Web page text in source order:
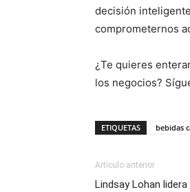
decisión
comprometernos
¿Te quieres
los negocios?
ETIQUETAS bebidas
Artículo anterior
Lindsay Lohan